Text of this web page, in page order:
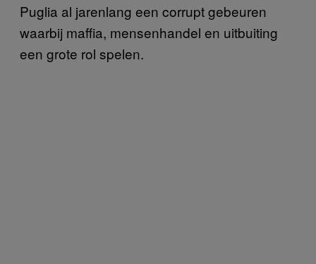
Puglia al jarenlang een corrupt gebeuren
waarbij maffia, mensenhandel en uitbuiting
een grote rol spelen.